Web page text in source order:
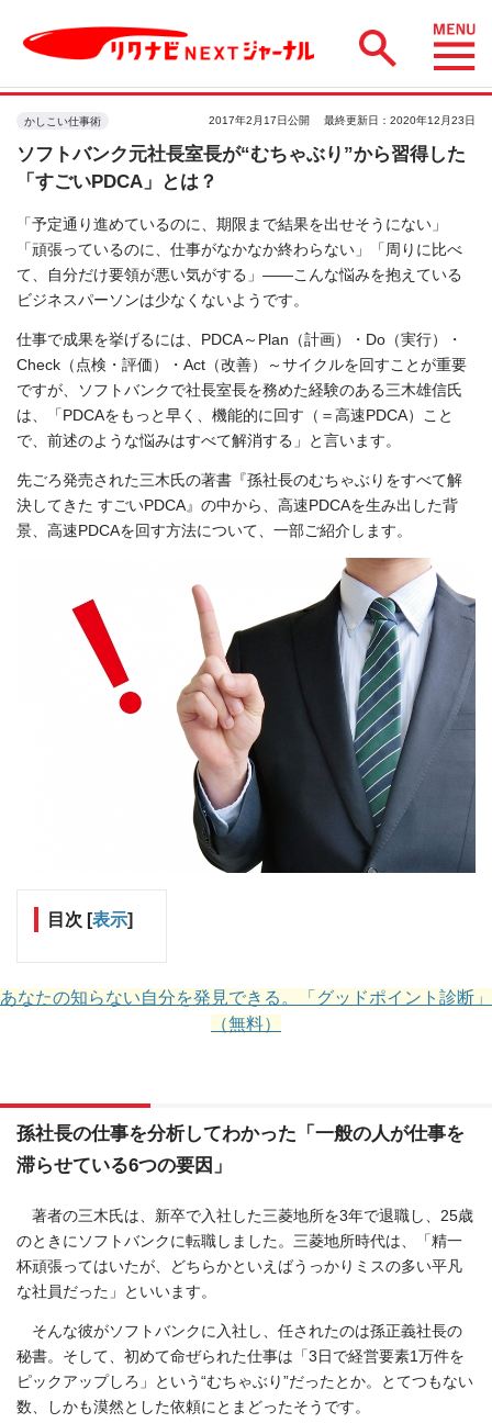
かしこい仕事術 2017年2月17日公開 最終更新日：2020年12月23日
ソフトバンク元社長室長が“むちゃぶり”から習得した
「すごいPDCA」とは？
「予定通り進めているのに、期限まで結果を出せそうにない」
「頑張っているのに、仕事がなかなか終わらない」「周りに比べ
て、自分だけ要領が悪い気がする」――こんな悩みを抱えている
ビジネスパーソンは少なくないようです。
仕事で成果を挙げるには、PDCA～Plan（計画）・Do（実行）・
Check（点検・評価）・Act（改善）～サイクルを回すことが重要
ですが、ソフトバンクで社長室長を務めた経験のある三木雄信氏
は、「PDCAをもっと早く、機能的に回す（＝高速PDCA）こと
で、前述のような悩みはすべて解消する」と言います。
先ごろ発売された三木氏の著書『孫社長のむちゃぶりをすべて解
決してきた すごいPDCA』の中から、高速PDCAを生み出した背
景、高速PDCAを回す方法について、一部ご紹介します。
目次 [表示]
あなたの知らない自分を発見できる。「グッドポイント診断」
（無料）
孫社長の仕事を分析してわかった「一般の人が仕事を
滞らせている6つの要因」
著者の三木氏は、新卒で入社した三菱地所を3年で退職し、25歳
のときにソフトバンクに転職しました。三菱地所時代は、「精一
杯頑張ってはいたが、どちらかといえばうっかりミスの多い平凡
な社員だった」といいます。
そんな彼がソフトバンクに入社し、任されたのは孫正義社長の
秘書。そして、初めて命ぜられた仕事は「3日で経営要素1万件を
ピックアップしろ」という“むちゃぶり”だったとか。とてつもない
数、しかも漠然とした依頼にとまどったそうです。